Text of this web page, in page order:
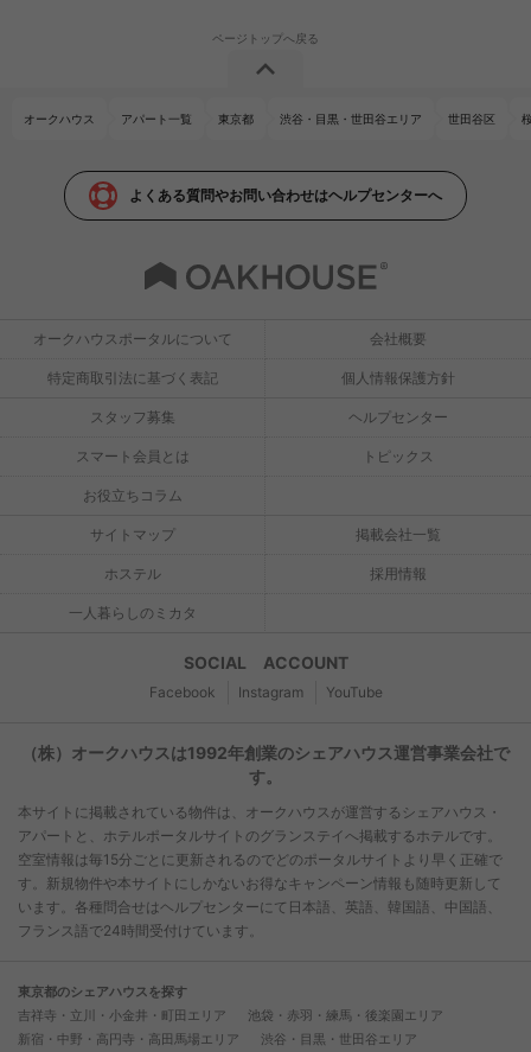
オークハウス アパート一覧 東京都 渋谷・目黒・世田谷エリア 世田谷区
よくある質問やお問い合わせはヘルプセンターへ
オークハウスポータルについて 会社概要
特定商取引法に基づく表記 個人情報保護方針
スタッフ募集 ヘルプセンター
スマート会員とは トピックス
お役立ちコラム
サイトマップ 掲載会社一覧
ホステル 採用情報
一人暮らしのミカタ
SOCIAL ACCOUNT
Facebook Instagram YouTube
（株）オークハウスは1992年創業のシェアハウス運営事業会社で
す。
本サイトに掲載されている物件は、オークハウスが運営するシェアハウス・
アパートと、ホテルポータルサイトのグランステイへ掲載するホテルです。
空室情報は毎15分ごとに更新されるのでどのポータルサイトより早く正確で
す。新規物件や本サイトにしかないお得なキャンペーン情報も随時更新して
います。各種問合せはヘルプセンターにて日本語、英語、韓国語、中国語、
フランス語で24時間受付けています。
東京都のシェアハウスを探す
吉祥寺・立川・小金井・町田エリア
池袋・赤羽・練馬・後楽園エリア
新宿・中野・高円寺・高田馬場エリア
渋谷・目黒・世田谷エリア